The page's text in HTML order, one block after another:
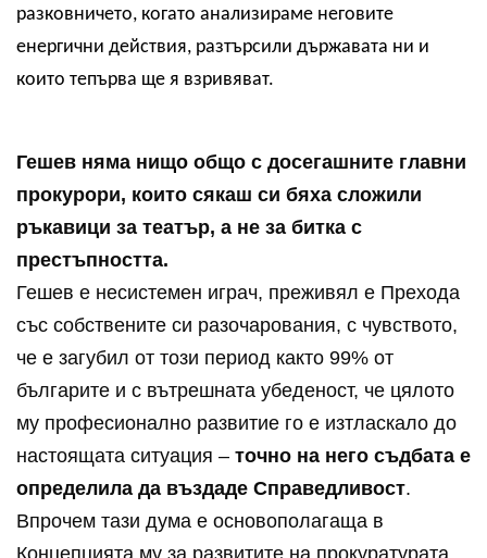
разковничето, когато анализираме неговите
енергични действия, разтърсили държавата ни и
които тепърва ще я взривяват.
Гешев няма нищо общо с досегашните главни
прокурори, които сякаш си бяха сложили
ръкавици за театър, а не за битка с
престъпността.
Гешев е несистемен играч, преживял е Прехода
със собствените си разочарования, с чувството,
че е загубил от този период както 99% от
българите и с вътрешната убеденост, че цялото
му професионално развитие го е изтласкало до
настоящата ситуация – точно на него съдбата е
определила да въздаде Справедливост.
Впрочем тази дума е основополагаща в
Концепцията му за развитите на прокуратурата